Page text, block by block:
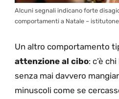
Alcuni segnali indicano forte
comportamenti a Natale –
Un altro comportamento
attenzione al cibo: c’è
senza mai davvero
minuscoli come se